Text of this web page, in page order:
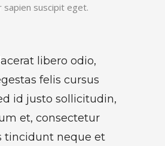
sapien suscipit eget.
libero odio,
felis cursus
id justo sollicitudin,
et, consectetur
tincidunt neque et